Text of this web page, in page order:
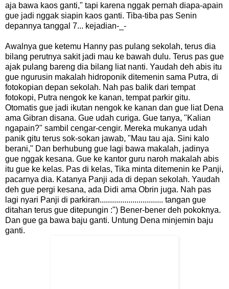
aja bawa kaos ganti," tapi karena nggak pernah diapa-apain
gue jadi nggak siapin kaos ganti. Tiba-tiba pas Senin
depannya tanggal 7... kejadian-_-
Awalnya gue ketemu Hanny pas pulang sekolah, terus dia
bilang perutnya sakit jadi mau ke bawah dulu. Terus pas gue
ajak pulang bareng dia bilang liat nanti. Yaudah deh abis itu
gue ngurusin makalah hidroponik ditemenin sama Putra, di
fotokopian depan sekolah. Nah pas balik dari tempat
fotokopi, Putra nengok ke kanan, tempat parkir gitu.
Otomatis gue jadi ikutan nengok ke kanan dan gue liat Dena
ama Gibran disana. Gue udah curiga. Gue tanya, "Kalian
ngapain?" sambil cengar-cengir. Mereka mukanya udah
panik gitu terus sok-sokan jawab, "Mau tau aja. Sini kalo
berani," Dan berhubung gue lagi bawa makalah, jadinya
gue nggak kesana. Gue ke kantor guru naroh makalah abis
itu gue ke kelas. Pas di kelas, Tika minta ditemenin ke Panji,
pacarnya dia. Katanya Panji ada di depan sekolah. Yaudah
deh gue pergi kesana, ada Didi ama Obrin juga. Nah pas
lagi nyari Panji di parkiran............................... tangan gue
ditahan terus gue ditepungin :") Bener-bener deh pokoknya.
Dan gue ga bawa baju ganti. Untung Dena minjemin baju
ganti.